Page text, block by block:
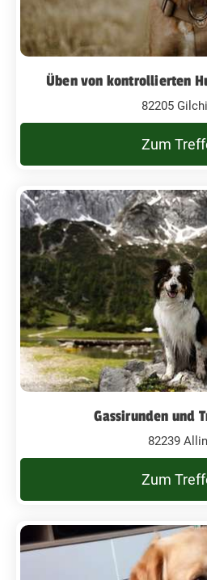
Üben von kontrollierten
82205
Zum
Gassirunden und
82239
Zum